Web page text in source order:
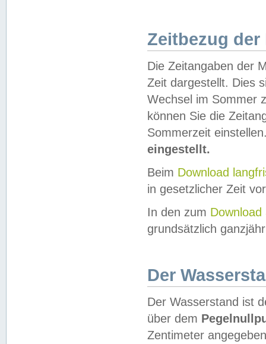
Zeitbezug der
Die Zeitangaben der
Zeit dargestellt. Dies
Wechsel im Sommer
können Sie die
Sommerzeit
eingestellt.
Beim Download
in gesetzlicher Zeit
In den zum Download
grundsätzlich
Der
Der Wasserstand ist
über dem
Zentimeter